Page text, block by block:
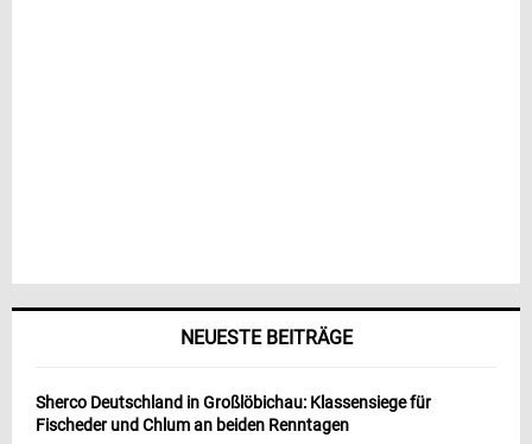
NEUESTE BEITRÄGE
Sherco Deutschland in Großlöbichau: Klassensiege für
Fischeder und Chlum an beiden Renntagen